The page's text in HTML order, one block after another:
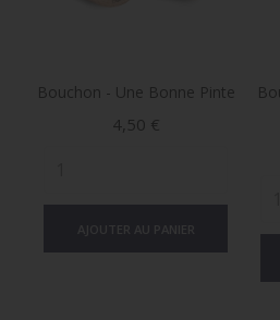
Bouchon - Une Bonne Pinte
Prix
4,50 €